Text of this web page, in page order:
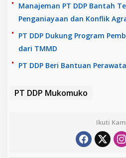
Manajeman PT DDP Bantah
Penganiayaan dan Konflik
PT DDP Dukung Program
dari TMMD
PT DDP Beri Bantuan
PT DDP Mukomuko
Ikuti